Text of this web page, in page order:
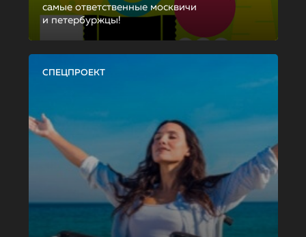
самые ответственные москвичи
и петербуржцы!
СПЕЦПРОЕКТ